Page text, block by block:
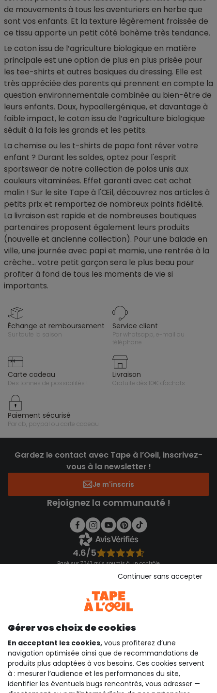
de mouvements à tous les aventuriers en herbe que
sont vos enfants. Et la texture légèrement froissée de
ce tissu apporte un petit côté bohème très tendance.
Le coton issu de l’agriculture biologique en matière
principale est une option de plus en plus prisée pour
les tee-shirts et autres basiques du dressing. Elle est
très appréciée des parents qui prennent en compte la
question environnementale combinée au bien-être de
leurs enfants. Doux, hypoallergénique, et davantage à
faible impact, le coton issu de l’agriculture biologique
séduit à la fois les grands et les petits.
La chemise ou les t-shirts de papa font rêver votre
enfant ? Durant les soldes, optez pour l'esprit
sportswear de notre collection de polos unis aux
couleurs vitaminées. Effet garanti avec cet achat
malin ! Sur le site Tape à l'Œil, découvrez nos articles à
petits prix et remportez de nombreux points fidélité.
La livraison est rapide et de nombreuses boutiques
partenaires proposent également leurs produits
(nouvelle et ancienne collection). Pour une balade en
ville, une journée avec papi et mamie, une rentrée à la
crèche… votre petit garçon sera le plus beau pour
profiter à fond de tous les moments de vie si
importants.
échange et remboursement
sur toute la saison
service client
par whatsapp, e-mail ou
téléphone
carte cadeau
des tonnes de possibilités !
livraison
gratuite dès 10€ d'achats
paiement sécurisé
par cb, paypal ou carte cadeau
Gardez le contact avec Tape à l’Oeil, inscrivez-
vous à la newsletter !
Je m'inscris
Rejoignez la communauté !
4.6/5
Basé sur 7 343 avis soumis à un contrôle
Consulter les CGU
qui sommes-nous ?
besoin d'aide ?
Gérer vos choix de cookies
En acceptant les cookies, vous profiterez d’une
navigation optimisée ainsi que de recommandations de
produits plus adaptées à vos besoins. Ces cookies servent
à : mesurer l’audience et les performances du site,
identifier les éventuels bugs rencontrés, vous adresser —
Continuer sans accepter